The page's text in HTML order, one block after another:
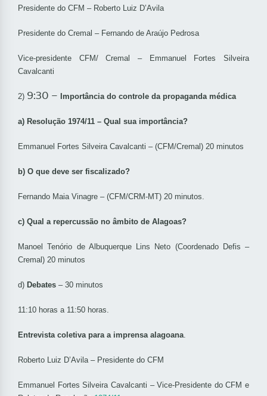
Presidente do CFM – Roberto Luiz D’Avila
Presidente do Cremal – Fernando de Araújo Pedrosa
Vice-presidente CFM/ Cremal – Emmanuel Fortes Silveira
Cavalcanti
2) 9:30 – Importância do controle da propaganda médica
a) Resolução 1974/11 – Qual sua importância?
Emmanuel Fortes Silveira Cavalcanti – (CFM/Cremal) 20 minutos
b) O que deve ser fiscalizado?
Fernando Maia Vinagre – (CFM/CRM-MT) 20 minutos.
c) Qual a repercussão no âmbito de Alagoas?
Manoel Tenório de Albuquerque Lins Neto (Coordenado Defis –
Cremal) 20 minutos
d) Debates – 30 minutos
11:10 horas a 11:50 horas.
Entrevista coletiva para a imprensa alagoana.
Roberto Luiz D’Avila – Presidente do CFM
Emmanuel Fortes Silveira Cavalcanti – Vice-Presidente do CFM e